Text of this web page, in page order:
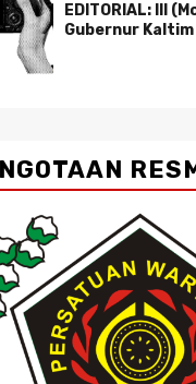
EDITORIAL: III
Gubernur Kaltim